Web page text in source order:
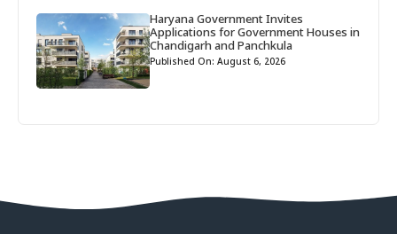
Haryana Government Invites
Applications for Government Houses in
Chandigarh and Panchkula
Published On: August 6, 2026